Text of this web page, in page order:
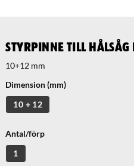
Styrpinne till hålsåg
10+12 mm
Dimension (mm)
10 + 12
Antal/förp
1